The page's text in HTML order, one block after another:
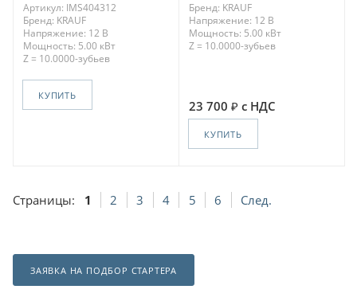
Артикул: IMS404312
Бренд: KRAUF
Напряжение: 12 В
Мощность: 5.00 кВт
Z = 10.0000-зубьев
КУПИТЬ
Бренд: KRAUF
Напряжение: 12 В
Мощность: 5.00 кВт
Z = 10.0000-зубьев
23 700 с НДС
КУПИТЬ
Страницы: 1 2 3 4 5 6 След.
ЗАЯВКА НА ПОДБОР СТАРТЕРА